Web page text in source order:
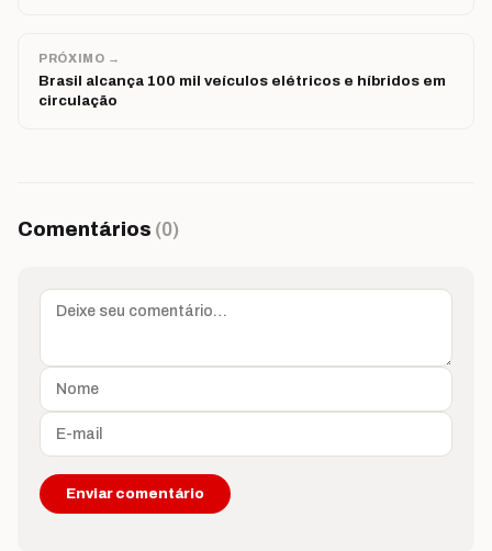
PRÓXIMO →
Brasil alcança 100 mil veículos elétricos e híbridos em
circulação
Comentários (0)